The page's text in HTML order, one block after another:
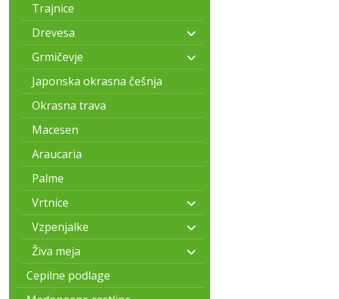
Trajnice
Drevesa
Grmičevje
Japonska okrasna češnja
Okrasna trava
Macesen
Araucaria
Palme
Vrtnice
Vzpenjalke
Živa meja
Cepilne podlage